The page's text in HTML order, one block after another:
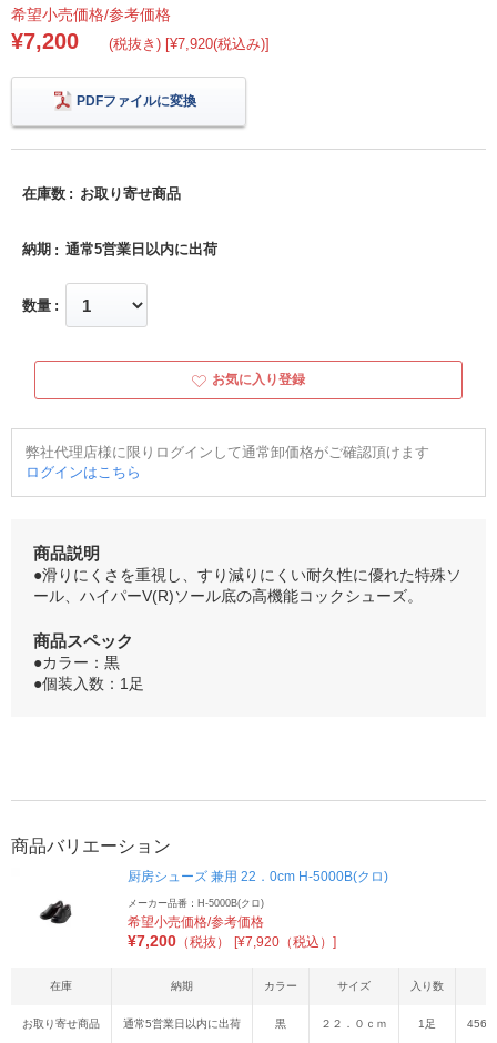
希望小売価格/参考価格
¥7,200 (税抜き) [¥7,920(税込み)]
PDFファイルに変換
在庫数 お取り寄せ商品
納期 通常5営業日以内に出荷
数量
お気に入り登録
弊社代理店様に限りログインして通常卸価格がご確認頂けます
ログインはこちら
商品説明
●滑りにくさを重視し、すり減りにくい耐久性に優れた特殊ソ
ール、ハイパーV(R)ソール底の高機能コックシューズ。
商品スペック
●カラー：黒
●個装入数：1足
商品バリエーション
厨房シューズ 兼用 22．0cm H-5000B(クロ)
メーカー品番：H-5000B(クロ)
希望小売価格/参考価格
¥7,200 （税抜） [¥7,920（税込）]
在庫 納期 カラー サイズ 入り数
お取り寄せ商品 通常5営業日以内に出荷 黒 ２２．０ｃｍ 1足